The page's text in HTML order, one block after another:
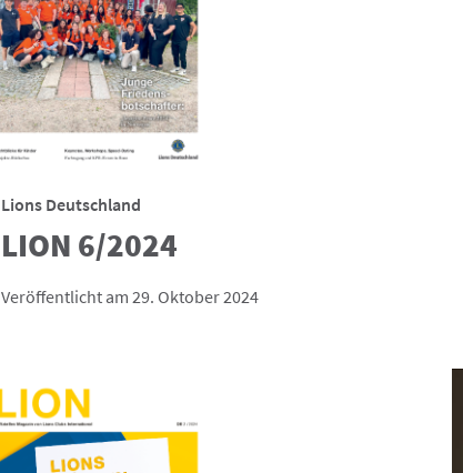
Lions Deutschland
LION 6/2024
Veröffentlicht am 29. Oktober 2024